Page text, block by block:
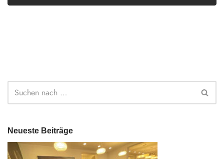
Neueste Beiträge